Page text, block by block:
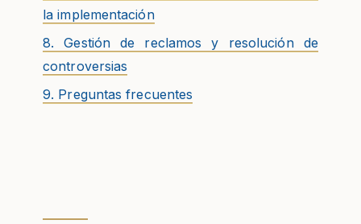
la implementación
8. Gestión de reclamos y resolución de
controversias
9. Preguntas frecuentes